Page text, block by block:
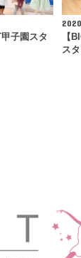
子園スタ
【
ス